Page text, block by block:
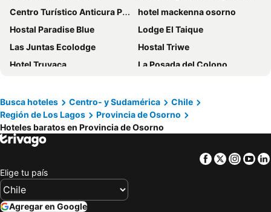
Centro Turístico Anticura Parque Nacional Puyehue
hotel mackenna osorno
Hostal Paradise Blue
Lodge El Taique
Las Juntas Ecolodge
Hostal Triwe
Hotel Truyaca
La Posada del Colono
Cascadas Hotel
Hostal Argentino
Conrado Hotel Osorno
Hostería La Casa del Mar
Hotel Rucaitue
Not Hotel - A 20 metros de la plaza
Hosteria Catalina sm
Cabanas De Monasterio
ihotel - A pasos de Cenco Mall
Busca hoteles Centro- y Sudamérica
Chile
Región de Los Lagos
Provincia de Osorno
Hoteles baratos en Provincia de Osorno
Facebook
Twitter
Elige tu país
Agregar en Google